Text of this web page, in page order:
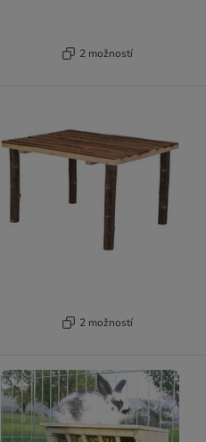
2 možností
2 možností